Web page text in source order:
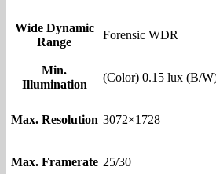
Wide Dynamic
Range
Forensic WDR
Min.
Illumination
(Color) 0.15 lux (B/
Max. Resolution 3072×1728
Max. Framerate 25/30